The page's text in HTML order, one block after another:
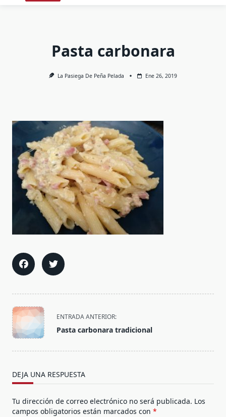
Pasta carbonara
La Pasiega De Peña Pelada Ene 26, 2019
<span
class="nav-
subtitle
screen-
text">Página</span>
ENTRADA ANTERIOR:
Pasta carbonara tradicional
DEJA UNA RESPUESTA
Tu dirección de correo electrónico no será publicada. Los
campos obligatorios están marcados con *